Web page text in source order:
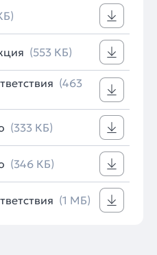
(553 КБ)
(463
(333 КБ)
(346 КБ)
(1 МБ)